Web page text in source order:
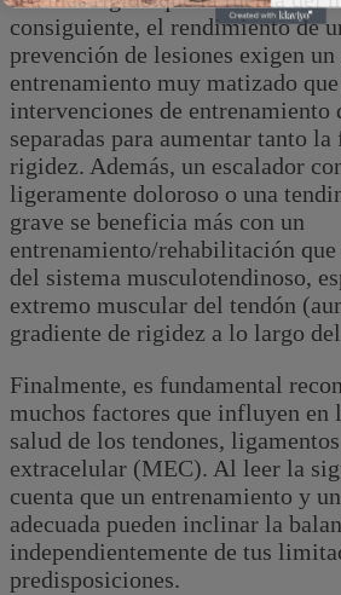
consiguiente, el rendimiento de
prevención de lesiones exigen
entrenamiento muy matizado
intervenciones de entrenamiento
separadas para aumentar tanto
rigidez. Además, un escalador
ligeramente doloroso o una
grave se beneficia más con un
entrenamiento/rehabilitación
del sistema musculotendinoso,
extremo muscular del tendón
gradiente de rigidez a lo largo
Finalmente, es fundamental
muchos factores que influyen en
salud de los tendones,
extracelular (MEC). Al leer la
cuenta que un entrenamiento y
adecuada pueden inclinar la
independientemente de tus
predisposiciones.